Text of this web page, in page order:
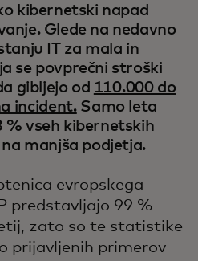
kibernetski napad
Glede na nedavno
IT za mala in
se povprečni stroški
gibljejo od 110.000 do
incident.Samo leta
% vseh kibernetskih
manjša podjetja.
evropskega
predstavljajo 99 %
zato so te statistike
prijavljenih primerov